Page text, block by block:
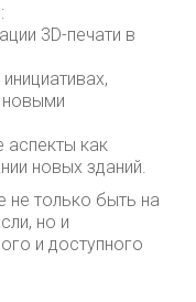
3D-печати в
новыми
аспекты как
новых зданий.
не только быть на
но и
и доступного